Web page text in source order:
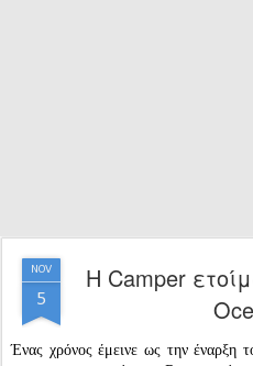
NOV
5
H Camper
Ένας χρόνος έμεινε ως την έναρξη